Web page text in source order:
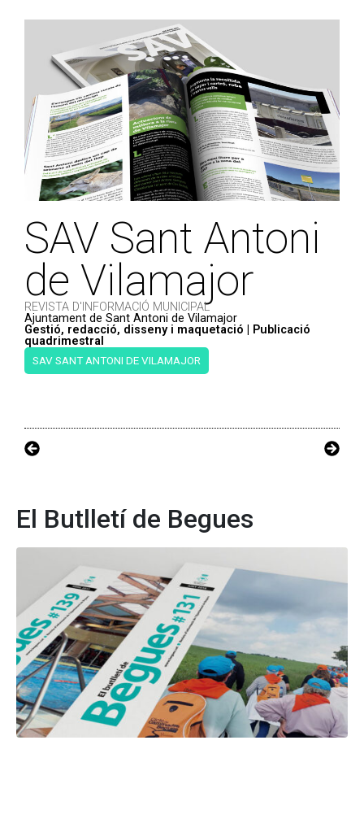
SAV Sant Antoni
de Vilamajor
REVISTA D'INFORMACIÓ MUNICIPAL
Ajuntament de Sant Antoni de Vilamajor
Gestió, redacció, disseny i maquetació | Publicació
quadrimestral
SAV SANT ANTONI DE VILAMAJOR
El Butlletí de Begues